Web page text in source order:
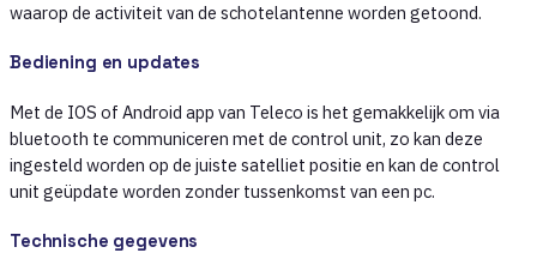
waarop de activiteit van de schotelantenne worden getoond.
Bediening en updates
Met de IOS of Android app van Teleco is het gemakkelijk om via
bluetooth te communiceren met de control unit, zo kan deze
ingesteld worden op de juiste satelliet positie en kan de control
unit geüpdate worden zonder tussenkomst van een pc.
Technische gegevens